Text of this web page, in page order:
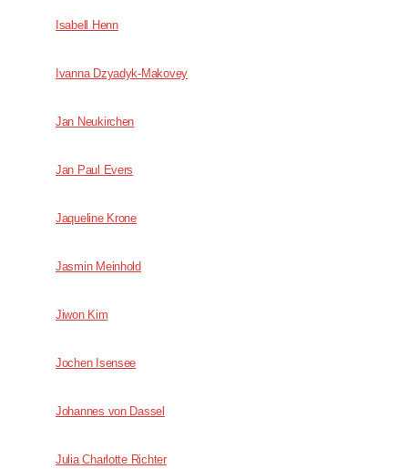
Isabell Henn
Ivanna Dzyadyk-Makovey
Jan Neukirchen
Jan Paul Evers
Jaqueline Krone
Jasmin Meinhold
Jiwon Kim
Jochen Isensee
Johannes von Dassel
Julia Charlotte Richter